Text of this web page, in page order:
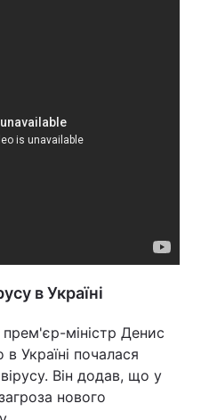
в Україні
міністр Денис
Україні почалася
Він додав, що у
нового